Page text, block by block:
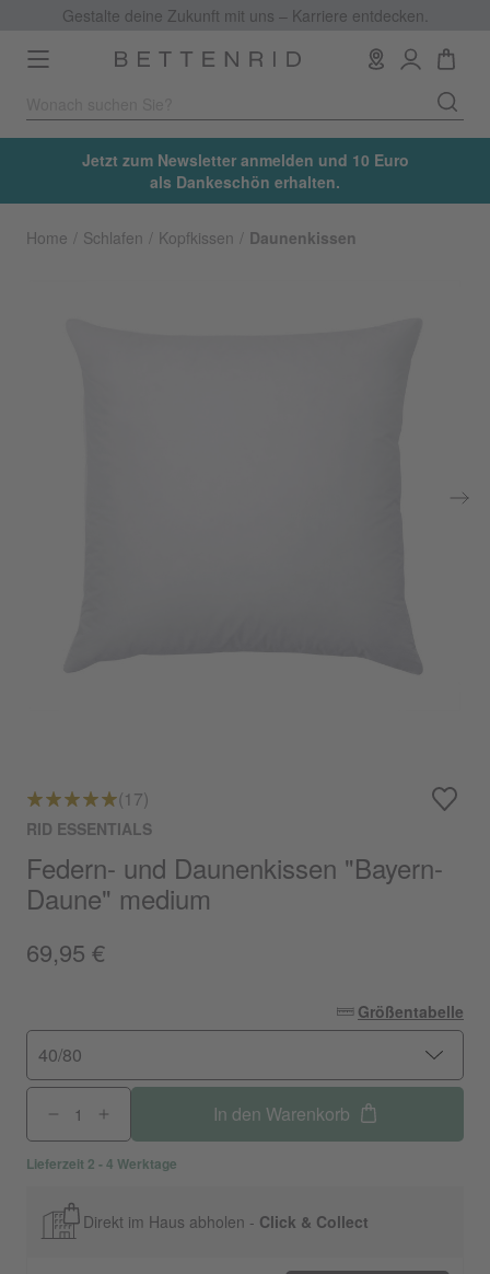
Gestalte deine Zukunft mit uns – Karriere entdecken.
Toggle
navigation
Jetzt zum Newsletter anmelden und 10 Euro
als Dankeschön erhalten.
Home Schlafen Kopfkissen Daunenkissen
(17)
RID ESSENTIALS
Federn- und Daunenkissen "Bayern-
Daune" medium
69,95 €
Größentabelle
40/80
In den Warenkorb
Lieferzeit 2 - 4 Werktage
Direkt im Haus abholen - Click & Collect